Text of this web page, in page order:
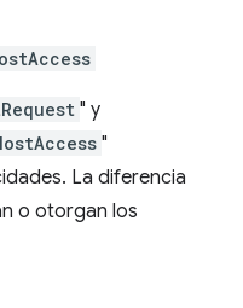
" y
"
La diferencia
o otorgan los